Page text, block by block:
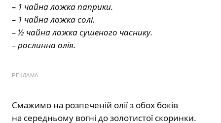
– 1 чайна ложка паприки.
– 1 чайна ложка солі.
– ½ чайна ложка сушеного часнику.
– рослинна олія.
РЕКЛАМА
Смажимо на розпеченій олії з обох боків
на середньому вогні до золотистої скоринки.